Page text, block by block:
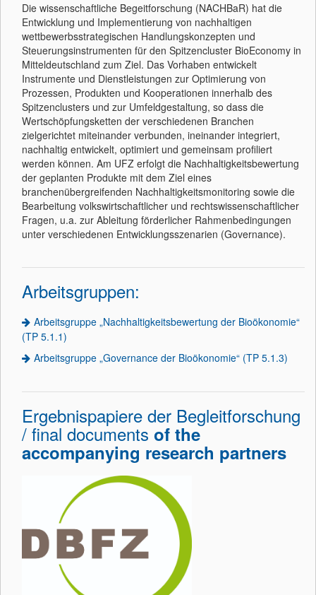
Die wissenschaftliche Begeitforschung (NACHBaR) hat die
Entwicklung und Implementierung von nachhaltigen
wettbewerbsstrategischen Handlungskonzepten und
Steuerungsinstrumenten für den Spitzencluster BioEconomy in
Mitteldeutschland zum Ziel. Das Vorhaben entwickelt
Instrumente und Dienstleistungen zur Optimierung von
Prozessen, Produkten und Kooperationen innerhalb des
Spitzenclusters und zur Umfeldgestaltung, so dass die
Wertschöpfungsketten der verschiedenen Branchen
zielgerichtet miteinander verbunden, ineinander integriert,
nachhaltig entwickelt, optimiert und gemeinsam profiliert
werden können. Am UFZ erfolgt die Nachhaltigkeitsbewertung
der geplanten Produkte mit dem Ziel eines
branchenübergreifenden Nachhaltigkeitsmonitoring sowie die
Bearbeitung volkswirtschaftlicher und rechtswissenschaftlicher
Fragen, u.a. zur Ableitung förderlicher Rahmenbedingungen
unter verschiedenen Entwicklungsszenarien (Governance).
Arbeitsgruppen:
Arbeitsgruppe „Nachhaltigkeitsbewertung der Bioökonomie“
(TP 5.1.1)
Arbeitsgruppe „Governance der Bioökonomie“ (TP 5.1.3)
Ergebnispapiere der Begleitforschung
/ final documents of the
accompanying research partners